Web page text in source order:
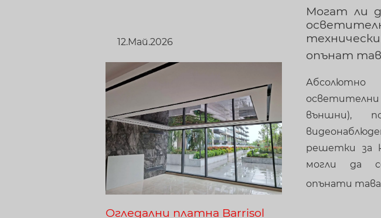
12.Май.2026
Огледални платна Barrisol
Могат ли
опънат
външни),
решетки за
могли да
опънати